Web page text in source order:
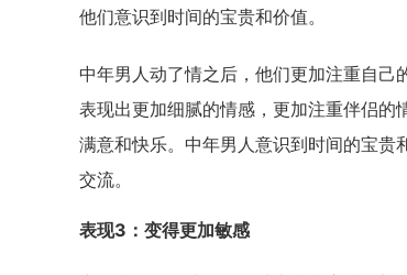
他们意识到时间的宝贵和价值。
中年男人动了情之后，他们更加注重自己
表现出更加细腻的情感，更加注重伴侣的
满意和快乐。中年男人意识到时间的宝
交流。
表现3：变得更加敏感